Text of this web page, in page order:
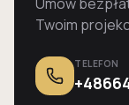
Twoim
TELEFON